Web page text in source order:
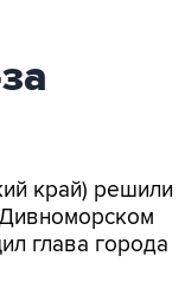
край) решили
глава города